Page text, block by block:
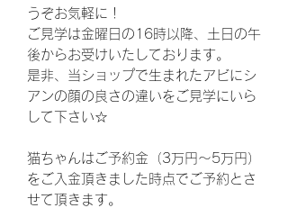
うぞお気軽に！
ご見学は金曜日の16時以降、土日の午
後からお受けいたしております。
是非、当ショップで生まれたアビにシ
アンの顔の良さの違いをご見学にいら
して下さい☆
猫ちゃんはご予約金（3万円〜5万円）
をご入金頂きました時点でご予約とさ
せて頂きます。